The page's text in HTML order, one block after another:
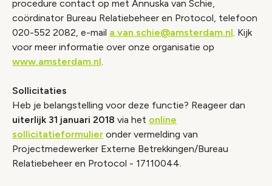
procedure contact op met Annuska van Schie,
coördinator Bureau Relatiebeheer en Protocol, telefoon
020-552 2082, e-mail a.van.schie@amsterdam.nl. Kijk
voor meer informatie over onze organisatie op
www.amsterdam.nl.
Sollicitaties
Heb je belangstelling voor deze functie? Reageer dan
uiterlijk 31 januari 2018 via het online
sollicitatieformulier onder vermelding van
Projectmedewerker Externe Betrekkingen/Bureau
Relatiebeheer en Protocol - 17110044.